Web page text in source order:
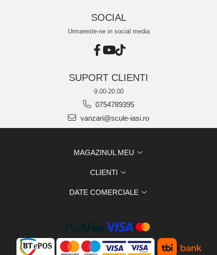
SOCIAL
Urmareste-ne in social media
SUPORT CLIENTI
9.00-20.00
0754789395
vanzari@scule-iasi.ro
MAGAZINUL MEU
CLIENTI
DATE COMERCIALE